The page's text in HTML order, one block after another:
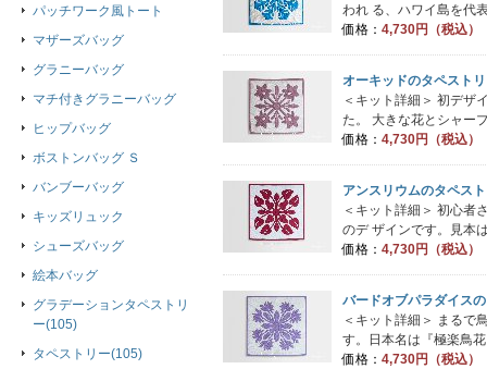
われ る、ハワイ島を代
価格： 4,730円（税込）
オーキッドのタペスト
＜キット詳細＞ 初デザ
た。 大きな花とシャー
価格： 4,730円（税込）
アンスリウムのタペス
＜キット詳細＞ 初心者
のデ ザインです。見本
価格： 4,730円（税込）
バードオブパラダイス
＜キット詳細＞ まるで
す。日本名は『極楽鳥
価格： 4,730円（税込）
パッチワーク風トート
マザーズバッグ
グラニーバッグ
マチ付きグラニーバッグ
ヒップバッグ
ボストンバッグ Ｓ
バンブーバッグ
キッズリュック
シューズバッグ
絵本バッグ
グラデーションタペストリ
ー(105)
タペストリー(105)